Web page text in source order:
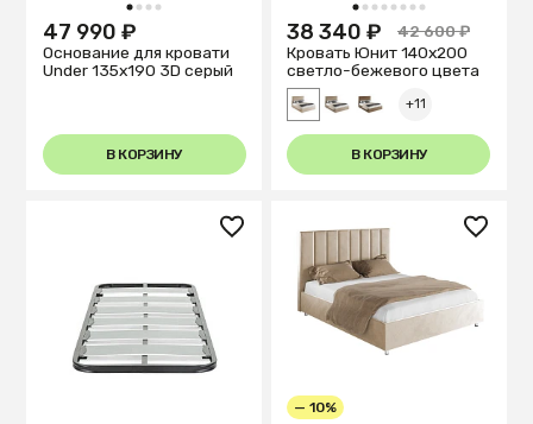
1 2 3 4
47 990 ₽
Основание для кровати
Under 135x190 3D серый
В КОРЗИНУ
1 2 3 4 5 6 7 8
38 340 ₽
42 600 ₽
Кровать Юнит 140х200
светло-бежевого цвета
+11
В КОРЗИНУ
— 10%